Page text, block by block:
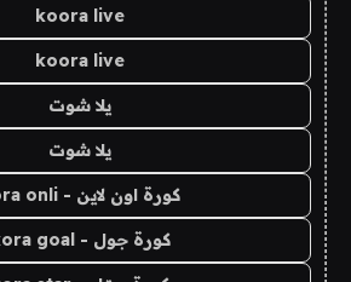
koora live
koora live
يلا شوت
يلا شوت
كورة اون لاين - kora onli
كورة جول - kora goal